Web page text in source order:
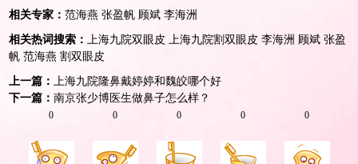
相关专家：范海燕 张盈帆 顾斌 李海洲
相关热词搜索：上海九院双眼皮 上海九院割双眼皮 李海洲 顾斌 张盈
帆 范海燕 割双眼皮
上一篇：上海九院隆鼻戴婷婷和魏皎哪个好
下一篇：南京张少博医生做鼻子怎么样？
0 0 0 0 0